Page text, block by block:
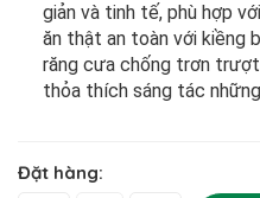
giản và tinh tế, phù hợp
ăn thật an toàn với kiềng
răng cưa chống trơn
thỏa thích sáng tác
Đặt hàng: